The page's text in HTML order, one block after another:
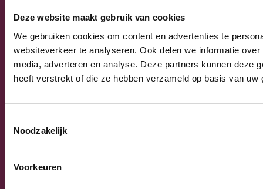
Deze website maakt gebruik van cookies
We gebruiken cookies om content en advertenties te
websiteverkeer te analyseren. Ook delen we informatie
media, adverteren en analyse. Deze partners kunnen deze
heeft verstrekt of die ze hebben verzameld op basis van
Noodzakelijk
Voorkeuren
Bekijk alle artikelen
NIEUWS